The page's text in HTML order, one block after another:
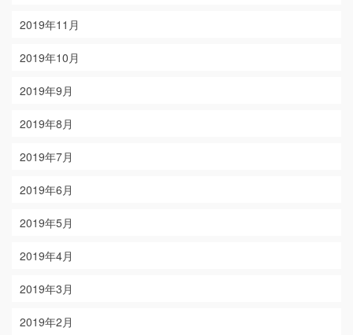
2019年11月
2019年10月
2019年9月
2019年8月
2019年7月
2019年6月
2019年5月
2019年4月
2019年3月
2019年2月